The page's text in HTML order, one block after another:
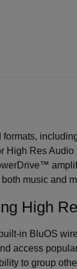
formats,
High Res
music and
High
in BluOS
access
to group